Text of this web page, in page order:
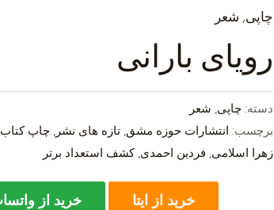
چاپی, شعر
رویای بارانی
دسته: چاپی, شعر
برچسب: انتشارات حوزه مشق, تازه های نشر , چاپ کتاب
زهرا اسلامی, فردین احمدی,کشف استعداد برتر
خرید از ایتا خرید از